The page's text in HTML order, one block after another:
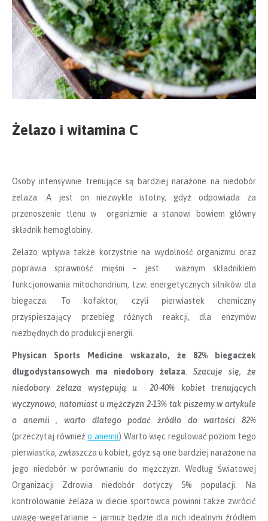
Żelazo i witamina C
Osoby intensywnie trenujące są bardziej narażone na niedobór
żelaza. A jest on niezwykle istotny, gdyż odpowiada za
przenoszenie tlenu w organizmie a stanowi bowiem główny
składnik hemoglobiny.
Żelazo wpływa także korzystnie na wydolność organizmu oraz
poprawia sprawność mięśni – jest ważnym składnikiem
funkcjonowania mitochondrium, tzw. energetycznych silników dla
biegacza. To kofaktor, czyli pierwiastek chemiczny
przyspieszający przebieg różnych reakcji, dla enzymów
niezbędnych do produkcji energii.
Physican Sports Medicine wskazało, że 82% biegaczek
długodystansowych ma niedobory żelaza
Szacuje się, że
niedobory żelaza występują u 20-40% kobiet trenujących
wyczynowo, natomiast u mężczyzn 2-13% tak piszemy w artykule
o anemii , warto dlatego podać żródło do wartości 82%
(przeczytaj równieżo anemii) Warto więc regulować poziom tego
pierwiastka, zwłaszcza u kobiet, gdyż są one bardziej narażone na
jego niedobór w porównaniu do mężczyzn. Według Światowej
Organizacji Zdrowia niedobór dotyczy 5% populacji. Na
kontrolowanie żelaza w diecie sportowca powinni także zwrócić
uwagę wegetarianie – jarmuż będzie dla nich idealnym źródłem